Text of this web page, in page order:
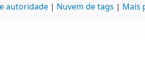
autoridade Nuvem de tags Mais